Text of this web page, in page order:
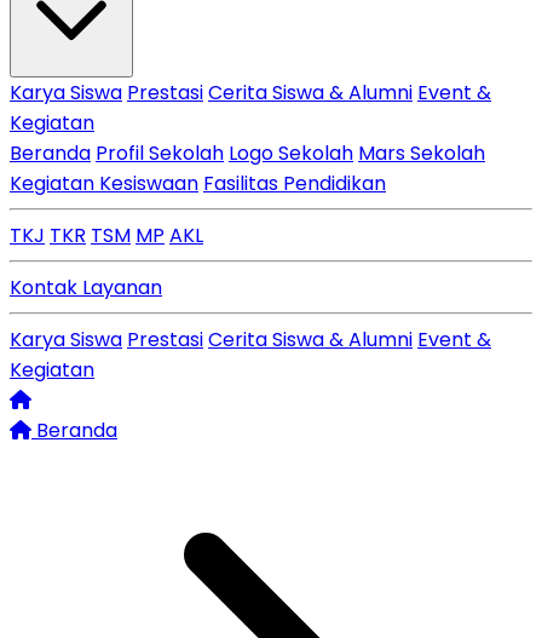
Karya Siswa PrestasiCerita Siswa & Alumni Event &
Kegiatan
Beranda Profil Sekolah Logo Sekolah Mars Sekolah
Kegiatan Kesiswaan Fasilitas Pendidikan
TKJ TKR TSM MP AKL
Kontak Layanan
Karya Siswa PrestasiCerita Siswa & Alumni Event &
Kegiatan
Beranda